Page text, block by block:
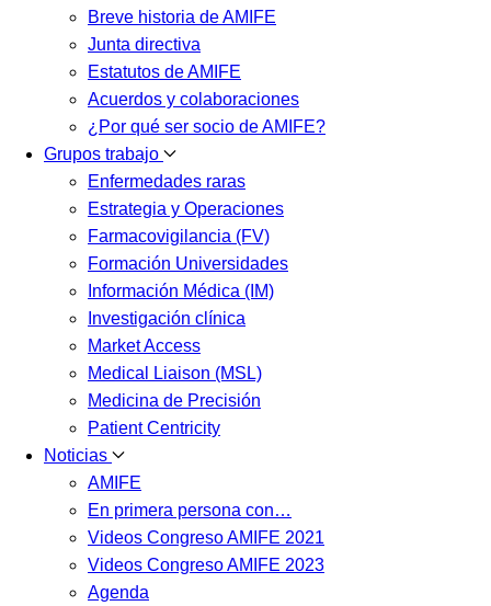
Breve historia de AMIFE
Junta directiva
Estatutos de AMIFE
Acuerdos y colaboraciones
¿Por qué ser socio de AMIFE?
Grupos trabajo
Enfermedades raras
Estrategia y Operaciones
Farmacovigilancia (FV)
Formación Universidades
Información Médica (IM)
Investigación clínica
Market Access
Medical Liaison (MSL)
Medicina de Precisión
Patient Centricity
Noticias
AMIFE
En primera persona con…
Videos Congreso AMIFE 2021
Videos Congreso AMIFE 2023
Agenda